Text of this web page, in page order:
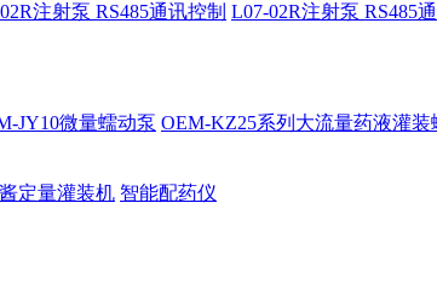
注射泵 RS485通讯控制 L07-02R注射泵 RS485
JY10微量蠕动泵 OEM-KZ25系列大流量药液灌装
定量灌装机 智能配药仪